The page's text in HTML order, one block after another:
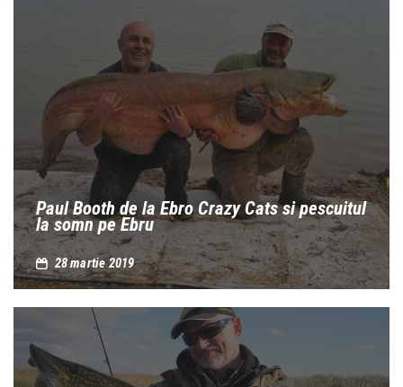
Paul Booth de la Ebro Crazy Cats si pescuitul
la somn pe Ebru
28 martie 2019